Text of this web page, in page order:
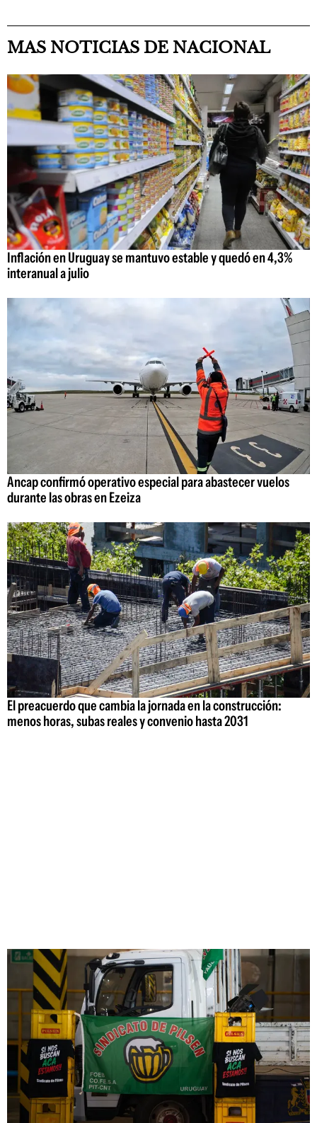
MAS NOTICIAS DE NACIONAL
Inflación en Uruguay se mantuvo estable y quedó en 4,3%
interanual a julio
Ancap confirmó operativo especial para abastecer vuelos
durante las obras en Ezeiza
El preacuerdo que cambia la jornada en la construcción:
menos horas, subas reales y convenio hasta 2031